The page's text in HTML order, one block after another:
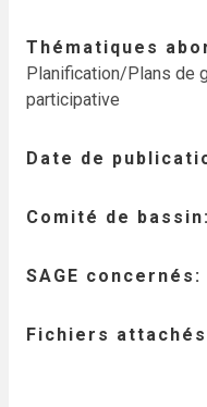
Thématiques
Planification/Plans de
participative
Date de
Comité de bassin
SAGE concernés
Fichiers attachés